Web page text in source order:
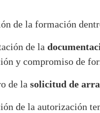
de la formación
de la
y compromiso de
de la solicitud de
de la autorización